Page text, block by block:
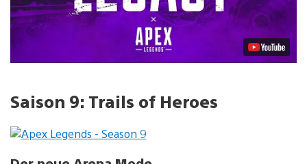
Saison 9: Trails of Heroes